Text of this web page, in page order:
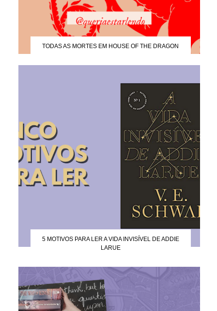
TODAS AS MORTES EM HOUSE OF THE DRAGON
5 MOTIVOS PARA LER A VIDA INVISÍVEL DE ADDIE
LARUE